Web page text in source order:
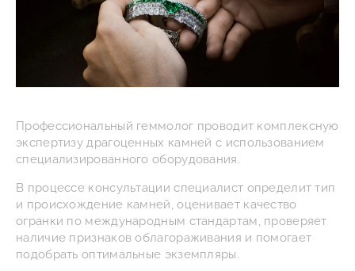
Профессиональный геммолог проводит комплексную
экспертизу драгоценных камней с использованием
специализированного оборудования.
В процессе консультации специалист определит тип
и происхождение камней, оценивает качество
огранки по международным стандартам, проверяет
наличие признаков облагораживания и помогает
подобрать оптимальные экземпляры.